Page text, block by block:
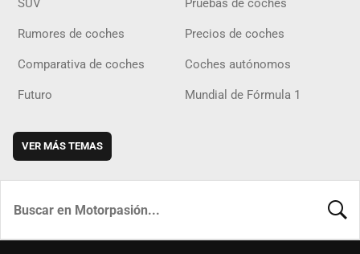
SUV Pruebas de coches
Rumores de coches Precios de coches
Comparativa de coches Coches autónomos
Futuro Mundial de Fórmula 1
VER MÁS TEMAS